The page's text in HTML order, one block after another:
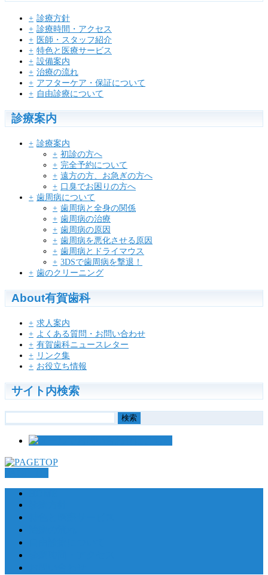
診療方針
診療時間・アクセス
医師・スタッフ紹介
特色と医療サービス
設備案内
治療の流れ
アフターケア・保証について
自由診療について
診療案内
診療案内
初診の方へ
完全予約について
遠方の方、お急ぎの方へ
口臭でお困りの方へ
歯周病について
歯周病と全身の関係
歯周病の治療
歯周病の原因
歯周病を悪化させる原因
歯周病とドライマウス
3DSで歯周病を撃退！
歯のクリーニング
About有賀歯科
求人案内
よくある質問・お問い合わせ
有賀歯科ニュースレター
リンク集
お役立ち情報
サイト内検索